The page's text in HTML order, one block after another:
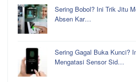
Sering Bobol? Ini Trik Jitu
Absen Kar…
Sering Gagal Buka Kunci?
Mengatasi Sensor Sid…